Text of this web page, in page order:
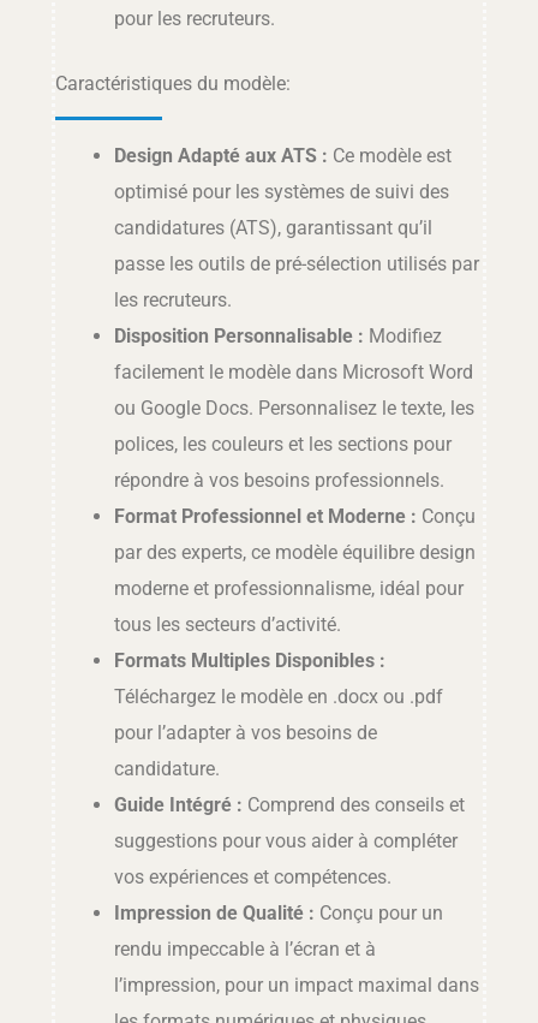
pour les recruteurs.
Caractéristiques du modèle:
Design Adapté aux ATS : Ce modèle est
optimisé pour les systèmes de suivi des
candidatures (ATS), garantissant qu’il
passe les outils de pré-sélection utilisés par
les recruteurs.
Disposition Personnalisable : Modifiez
facilement le modèle dans Microsoft Word
ou Google Docs. Personnalisez le texte, les
polices, les couleurs et les sections pour
répondre à vos besoins professionnels.
Format Professionnel et Moderne : Conçu
par des experts, ce modèle équilibre design
moderne et professionnalisme, idéal pour
tous les secteurs d’activité.
Formats Multiples Disponibles :
Téléchargez le modèle en .docx ou .pdf
pour l’adapter à vos besoins de
candidature.
Guide Intégré : Comprend des conseils et
suggestions pour vous aider à compléter
vos expériences et compétences.
Impression de Qualité : Conçu pour un
rendu impeccable à l’écran et à
l’impression, pour un impact maximal dans